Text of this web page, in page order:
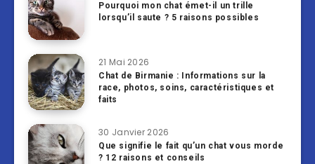
Pourquoi mon chat émet-il un trille
lorsqu’il saute ? 5 raisons possibles
21 Mai 2026
Chat de Birmanie : Informations sur la
race, photos, soins, caractéristiques et
faits
30 Janvier 2026
Que signifie le fait qu’un chat vous morde
? 12 raisons et conseils